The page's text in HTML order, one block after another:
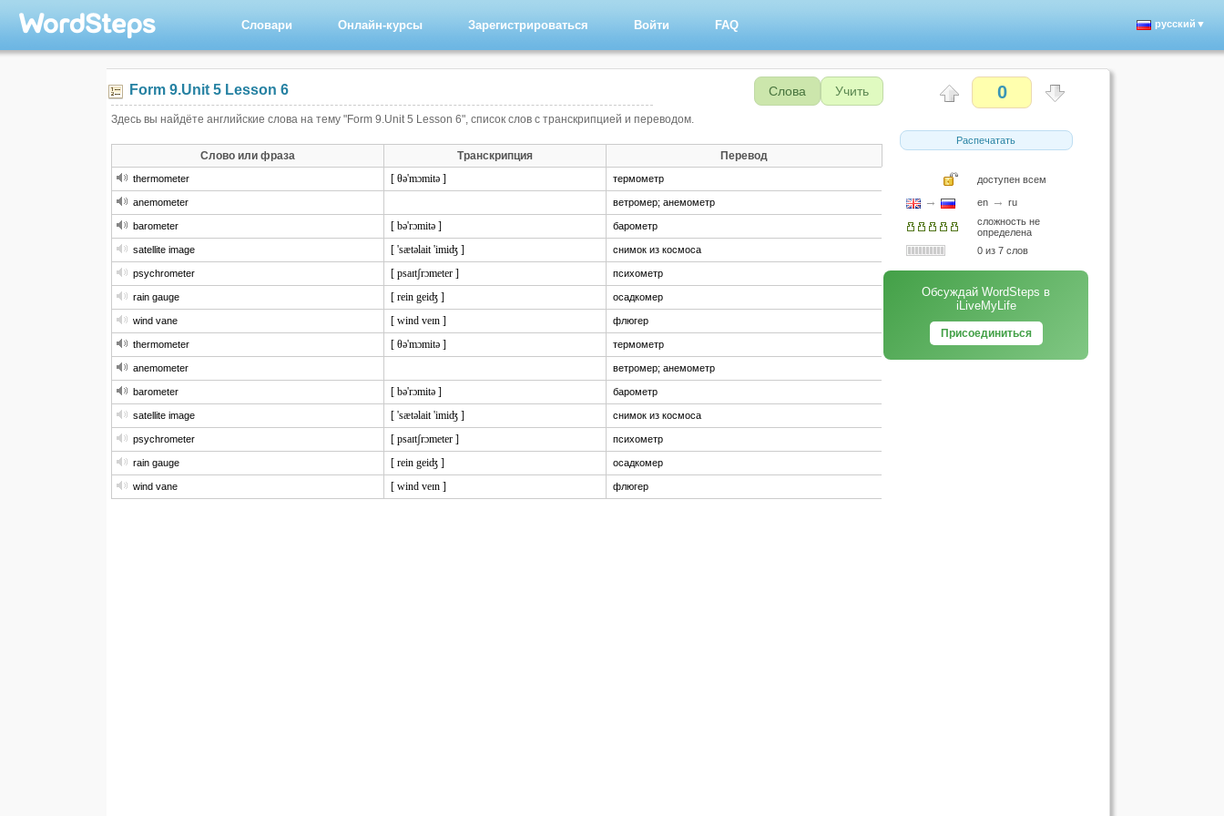
Словари Онлайн-курсы Зарегистрироваться Войти FAQ русский▼
Form 9.Unit 5 Lesson 6 Слова Учить
Здесь вы найдёте английские слова на тему "Form 9.Unit 5 Lesson 6", список слов с транскрипцией и переводом.
Слово или фраза Транскрипция Перевод
thermometer [ θə'mɔmitə ] термометр
anemometer ветромер; анемометр
barometer [ bə'rɔmitə ] барометр
satellite image [ 'sætəlait 'imiʤ ] снимок из космоса
psychrometer [ psaɪtʃrɔmeter ] психометр
rain gauge [ rein geiʤ ] осадкомер
wind vane [ wind veɪn ] флюгер
thermometer [ θə'mɔmitə ] термометр
anemometer ветромер; анемометр
barometer [ bə'rɔmitə ] барометр
satellite image [ 'sætəlait 'imiʤ ] снимок из космоса
psychrometer [ psaɪtʃrɔmeter ] психометр
rain gauge [ rein geiʤ ] осадкомер
wind vane [ wind veɪn ] флюгер
0
Распечатать
доступен всем
→ en → ru
сложность не
определена
0 из 7 слов
Обсуждай WordSteps в
iLiveMyLife
Присоединиться